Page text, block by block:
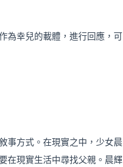
為幸兒的載體，進行回應，可
事方式。在現實之中，少女晨
在現實生活中尋找父親。晨輝